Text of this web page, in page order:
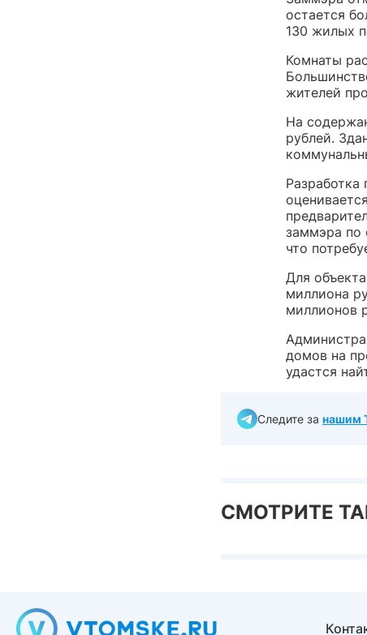
остается
130 жилых
Комнаты
жителей
На
рублей.
заммэра по
что
Для
миллиона
миллионов
домов на
удастся
Следите за нашим
СМОТРИТЕ